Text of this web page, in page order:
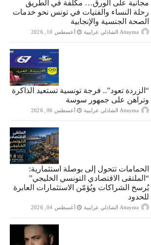
مجانية على الورق… مكلفة في الطريق
رحلة النساء والفتيات في تونس نحو خدمات
الصحة الجنسية والإنجابية
Attayma الشاذلي عرايبية أغسطس 10, 2026
“الزردة تعود”.. فرجة تونسية تستعيد الذاكرة
وتراهن على جمهور سوسة
Attayma الشاذلي عرايبية أغسطس 06, 2026
الحمامات تتحول إلى بوصلة استثمارية:
“الملتقى الاقتصادي التونسي الخليجي”
يُرسخ الشراكات ويُؤمّن الاستثمارات العابرة
للحدود
Attayma الشاذلي عرايبية أغسطس 04, 2026